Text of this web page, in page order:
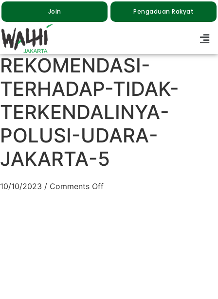
Join Pengaduan Rakyat
REKOMENDASI-
TERHADAP-TIDAK-
TERKENDALINYA-
POLUSI-UDARA-
JAKARTA-5
10/10/2023 / Comments Off